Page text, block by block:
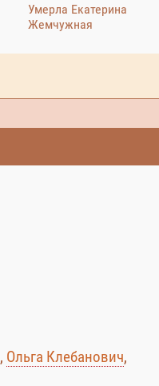
Умерла Екатерина
Жемчужная
, Ольга Клебанович,